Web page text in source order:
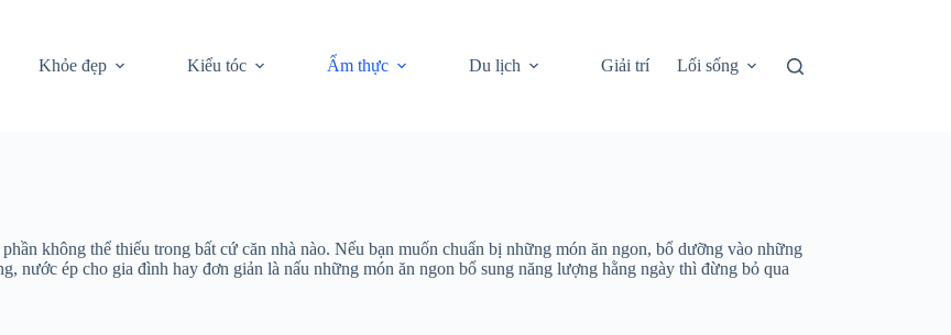
Khỏe đẹp Kiểu tóc Ẩm thực Du lịch Giải trí Lối sống
không thể thiếu trong bất cứ căn nhà nào. Nếu bạn muốn chuẩn bị những món ăn ngon, bổ dưỡng vào những
nước ép cho gia đình hay đơn giản là nấu những món ăn ngon bổ sung năng lượng hằng ngày thì đừng bỏ qua